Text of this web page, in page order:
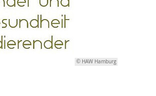
© HAW Hamburg